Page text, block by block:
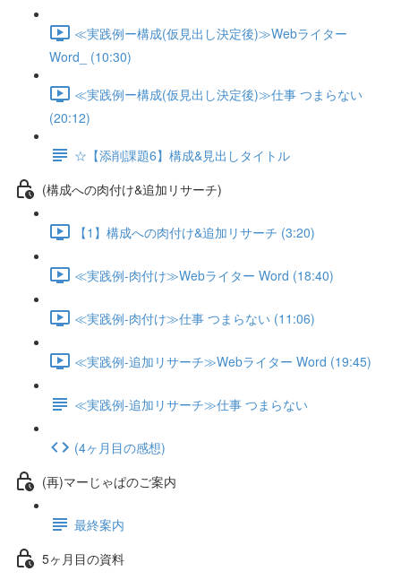
≪実践例ー構成(仮見出し決定後)≫Webライター
Word_ (10:30)
≪実践例ー構成(仮見出し決定後)≫仕事 つまらない
(20:12)
☆【添削課題6】構成&見出しタイトル
(構成への肉付け&追加リサーチ)
【1】構成への肉付け&追加リサーチ (3:20)
≪実践例-肉付け≫Webライター Word (18:40)
≪実践例-肉付け≫仕事 つまらない (11:06)
≪実践例-追加リサーチ≫Webライター Word (19:45)
≪実践例-追加リサーチ≫仕事 つまらない
(4ヶ月目の感想)
(再)マーじゃぱのご案内
最終案内
5ヶ月目の資料